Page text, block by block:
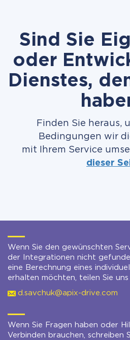
Sind Sie
oder
Dienstes,
Finden Sie heraus,
Bedingungen wir
mit Ihrem Service
dieser
Wenn Sie den gewünschten
der Integrationen nicht
eine Berechnung eines
erhalten möchten, teilen Sie uns
d.savchuk@apix-drive.com
Wenn Sie Fragen haben oder
Verbinden brauchen, schreiben